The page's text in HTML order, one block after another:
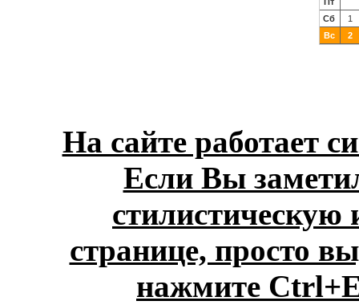
На сайте работает
Если Вы
странице, просто
нажмите